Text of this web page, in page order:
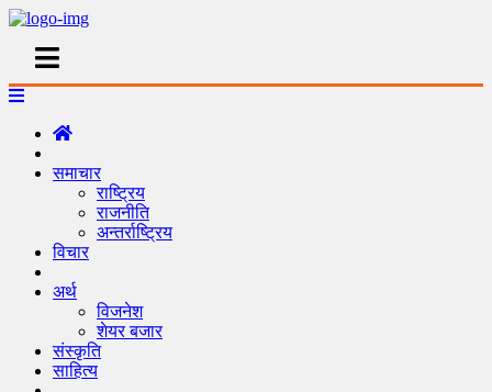
समाचार
राष्ट्रिय
राजनीति
अन्तर्राष्ट्रिय
विचार
अर्थ
विजनेश
शेयर बजार
संस्कृति
साहित्य